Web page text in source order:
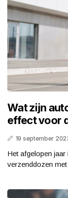
Wat zijn
effect voor
19 september
Het afgelopen
verzenddozen